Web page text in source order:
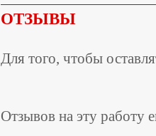
ОТЗЫВЫ
Для того, чтобы
Отзывов на эту работу